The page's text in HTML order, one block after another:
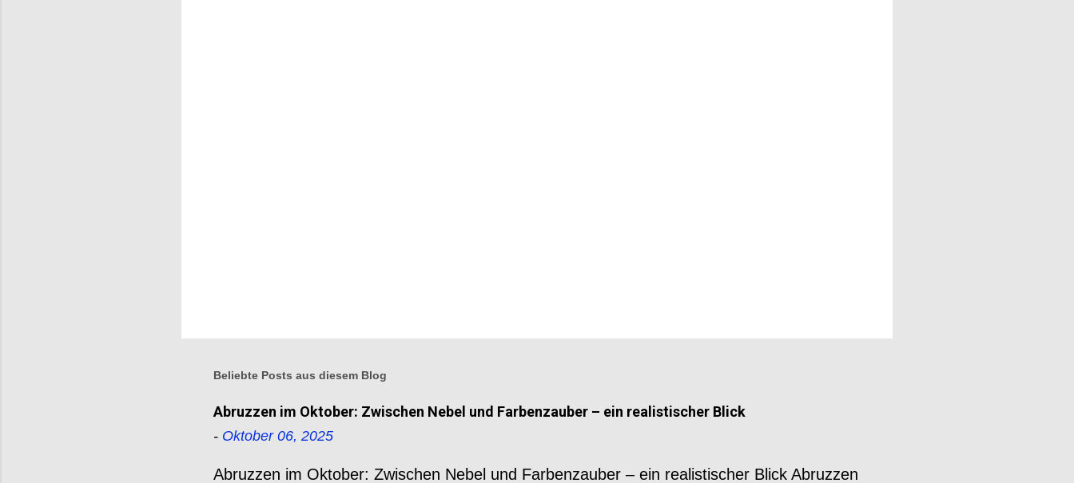
Beliebte Posts aus diesem Blog
Abruzzen im Oktober: Zwischen Nebel und Farbenzauber – ein realistischer Blick
- Oktober 06, 2025
Abruzzen im Oktober: Zwischen Nebel und Farbenzauber – ein realistischer Blick Abruzzen